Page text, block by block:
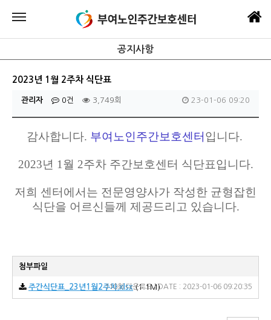
공지사항
2023년 1월 2주차 식단표
관리자 0건 3,749회 23-01-06 09:20
감사합니다. 부여노인주간보호센터입니다.
2023년 1월 2주차 주간보호센터 식 단표입니다.
저희 센터에서는 전문영양사가 작성한 균형잡힌
식단을 어르신들께 제공드리고 있습니다.
첨부파일
주간식단표_23년1월2주차.xlsx(1.1M)
110회 다운로드 | DATE : 2023-01-06 09:20:35